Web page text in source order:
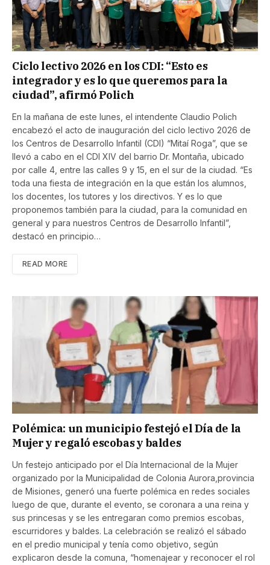
Ciclo lectivo 2026 en los CDI: “Esto es
integrador y es lo que queremos para la
ciudad”, afirmó Polich
En la mañana de este lunes, el intendente Claudio Polich
encabezó el acto de inauguración del ciclo lectivo 2026 de
los Centros de Desarrollo Infantil (CDI) “Mitaí Roga”, que se
llevó a cabo en el CDI XIV del barrio Dr. Montaña, ubicado
por calle 4, entre las calles 9 y 15, en el sur de la ciudad. “Es
toda una fiesta de integración en la que están los alumnos,
los docentes, los tutores y los directivos. Y es lo que
proponemos también para la ciudad, para la comunidad en
general y para nuestros Centros de Desarrollo Infantil”,
destacó en principio…
READ MORE
Polémica: un municipio festejó el Día de la
Mujer y regaló escobas y baldes
Un festejo anticipado por el Día Internacional de la Mujer
organizado por la Municipalidad de Colonia Aurora,provincia
de Misiones, generó una fuerte polémica en redes sociales
luego de que, durante el evento, se coronara a una reina y
sus princesas y se les entregaran como premios escobas,
escurridores y baldes. La celebración se realizó el sábado
en el predio municipal y tenía como objetivo, según
explicaron desde la comuna, “homenajear y reconocer el rol